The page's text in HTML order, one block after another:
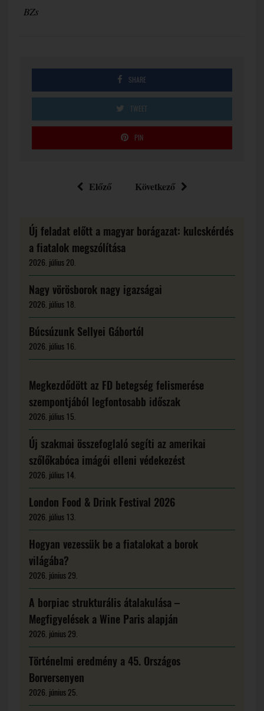
BZs
SHARE
TWEET
PIN
Előző Következő
Új feladat előtt a magyar borágazat: kulcskérdés
a fiatalok megszólítása
2026. július 20.
Nagy vörösborok nagy igazságai
2026. július 18.
Búcsúzunk Sellyei Gábortól
2026. július 16.
Megkezdődött az FD betegség felismerése
szempontjából legfontosabb időszak
2026. július 15.
Új szakmai összefoglaló segíti az amerikai
szőlőkabóca imágói elleni védekezést
2026. július 14.
London Food & Drink Festival 2026
2026. július 13.
Hogyan vezessük be a fiatalokat a borok
világába?
2026. június 29.
A borpiac strukturális átalakulása –
Megfigyelések a Wine Paris alapján
2026. június 29.
Történelmi eredmény a 45. Országos
Borversenyen
2026. június 25.